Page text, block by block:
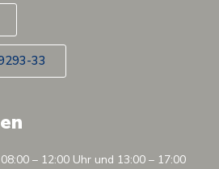
33
08:00 – 12:00 Uhr und 13:00 – 17:00